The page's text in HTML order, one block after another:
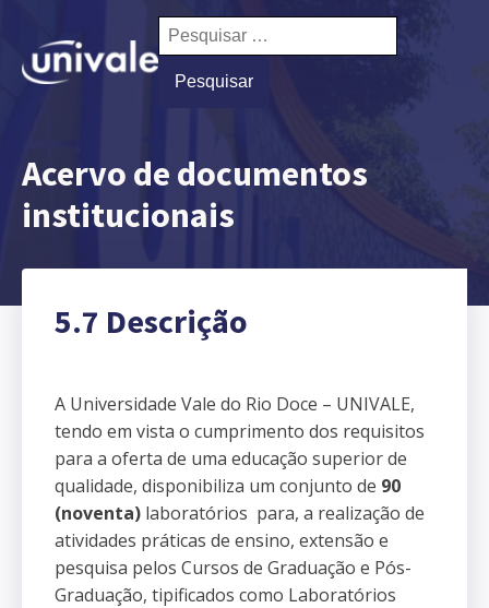
Pesquisar
por:
Acervo de documentos
institucionais
5.7 Descrição
A Universidade Vale do Rio Doce – UNIVALE,
tendo em vista o cumprimento dos requisitos
para a oferta de uma educação superior de
qualidade, disponibiliza um conjunto de 90
(noventa) laboratórios para, a realização de
atividades práticas de ensino, extensão e
pesquisa pelos Cursos de Graduação e Pós-
Graduação, tipificados como Laboratórios